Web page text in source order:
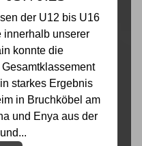
der U12 bis U16
innerhalb unserer
konnte die
starkes Ergebnis
in Bruchköbel am
und Enya aus der